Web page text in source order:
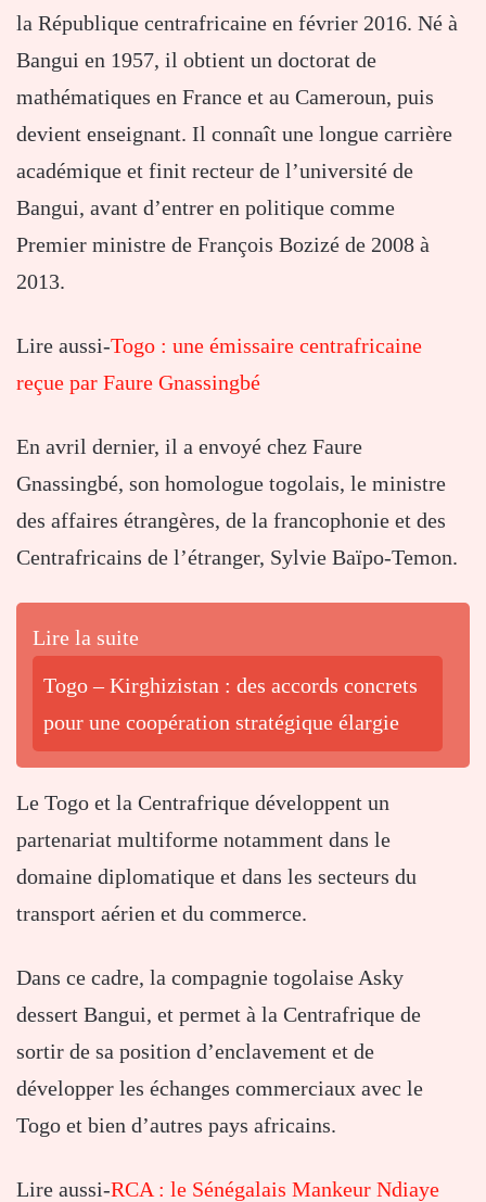
la République centrafricaine en février 2016. Né à
Bangui en 1957, il obtient un doctorat de
mathématiques en France et au Cameroun, puis
devient enseignant. Il connaît une longue carrière
académique et finit recteur de l’université de
Bangui, avant d’entrer en politique comme
Premier ministre de François Bozizé de 2008 à
2013.
Lire aussi-Togo : une émissaire centrafricaine
reçue par Faure Gnassingbé
En avril dernier, il a envoyé chez Faure
Gnassingbé, son homologue togolais, le ministre
des affaires étrangères, de la francophonie et des
Centrafricains de l’étranger, Sylvie Baïpo-Temon.
Lire la suite
Togo – Kirghizistan : des accords concrets
pour une coopération stratégique élargie
Le Togo et la Centrafrique développent un
partenariat multiforme notamment dans le
domaine diplomatique et dans les secteurs du
transport aérien et du commerce.
Dans ce cadre, la compagnie togolaise Asky
dessert Bangui, et permet à la Centrafrique de
sortir de sa position d’enclavement et de
développer les échanges commerciaux avec le
Togo et bien d’autres pays africains.
Lire aussi-RCA : le Sénégalais Mankeur Ndiaye